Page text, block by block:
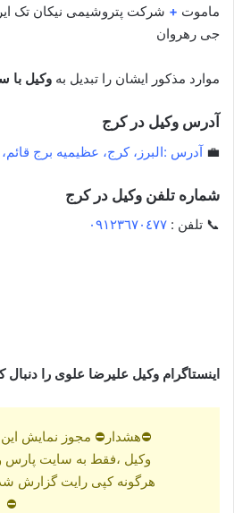
ماموت + شرکت پتروشیمی نیکان تک
جی رهروان
موارد مذکور ایشان را تبدیل به وکیل با
آدرس وکیل در کرج
💼 آدرس :البرز، کرج، عظیمیه برج قائم،
شماره تلفن وکیل در کرج
📞 تلفن : ٠٩١٢٣٦٧٠٤٧٧
اینستاگرام وکیل علیرضا علوی را دنبال
⛔هشدار⛔ مجوز نمایش
وکیل ،فقط به سایت
هرگونه کپی رایت گزارش
⛔